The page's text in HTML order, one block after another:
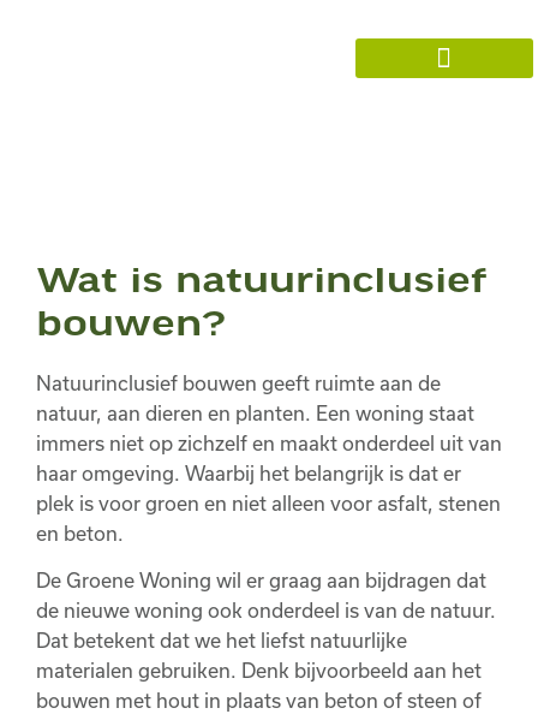
Wat is natuurinclusief
bouwen?
Natuurinclusief bouwen geeft ruimte aan de
natuur, aan dieren en planten. Een woning staat
immers niet op zichzelf en maakt onderdeel uit van
haar omgeving. Waarbij het belangrijk is dat er
plek is voor groen en niet alleen voor asfalt, stenen
en beton.
De Groene Woning wil er graag aan bijdragen dat
de nieuwe woning ook onderdeel is van de natuur.
Dat betekent dat we het liefst natuurlijke
materialen gebruiken. Denk bijvoorbeeld aan het
bouwen met hout in plaats van beton of steen of